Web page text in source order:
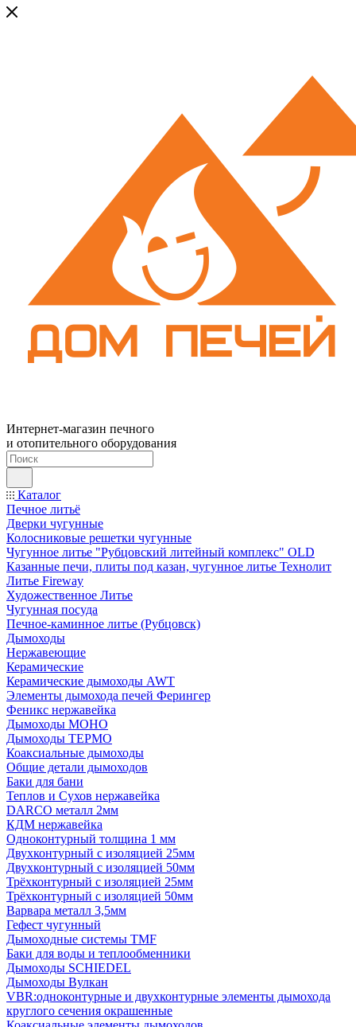
Интернет-магазин печного
и отопительного оборудования
Каталог
Печное литьё
Дверки чугунные
Колосниковые решетки чугунные
Чугунное литье "Рубцовский литейный комплекс" OLD
Казанные печи, плиты под казан, чугунное литье Технолит
Литье Fireway
Художественное Литье
Чугунная посуда
Печное-каминное литье (Рубцовск)
Дымоходы
Нержавеющие
Керамические
Керамические дымоходы AWT
Элементы дымохода печей Ферингер
Феникс нержавейка
Дымоходы МОНО
Дымоходы ТЕРМО
Коаксиальные дымоходы
Общие детали дымоходов
Баки для бани
Теплов и Сухов нержавейка
DARCO металл 2мм
КДМ нержавейка
Одноконтурный толщина 1 мм
Двухконтурный с изоляцией 25мм
Двухконтурный с изоляцией 50мм
Трёхконтурный с изоляцией 25мм
Трёхконтурный с изоляцией 50мм
Варвара металл 3,5мм
Гефест чугунный
Дымоходные системы TMF
Баки для воды и теплообменники
Дымоходы SCHIEDEL
Дымоходы Вулкан
VBR:одноконтурные и двухконтурные элементы дымохода
круглого сечения окрашенные